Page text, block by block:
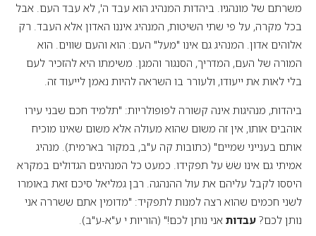
משרתם של מונהגיו. ביהדות המנהיג הוא עבד ה', לא עבד העם. אבל
בכל מקרה, על פי שתי השיטות, המנהיג איננו האדון אלא העבד. רק
אלוהים אדון. המנהיג גם אינו "מעל" העם: הוא והעם שווים. הוא
המורה של העם, המדריך, הסנגור והמגן. משימתו היא להזכיר לעם
בלי לאות את ייעודו, ולעורר בו השראה להיות נאמן לייעוד זה.
ביהדות, מנהיגות אינה קשורה לפופולריות: "תלמיד חכם שבני עירו
אוהבים אותו, אין זה משום שהוא מעולה אלא משום שאינו מוכיח
אותם בענייני שמיים" (כתובות קה ע"ב, במקור בארמית). מנהיג
אמיתי גם אינו שׂשׂ על תפקידו. כמעט כל המנהיגים הגדולים במקרא
היססו לקבל עליהם את עול ההנהגה. רבן גמליאל סיכם זאת באומרו
לשני חכמים שהוא רצה למנות לתפקיד: "מדומין אתם ששררה אני
נותן לכם? עבדות אני נותן לכם!" (הוריות י ע"א-ע"ב).